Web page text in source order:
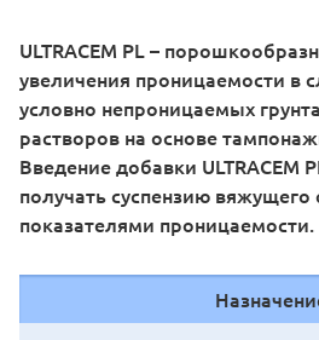
ULTRACEM PL –
увеличения проницаемости в
условно непроницаемых
растворов на основе
Введение добавки ULTRACEM
получать суспензию
показателями проницаемости.